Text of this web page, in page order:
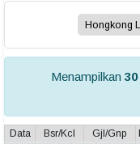
Menampilkan 30
Data Bsr/Kcl Gjl/Gnp